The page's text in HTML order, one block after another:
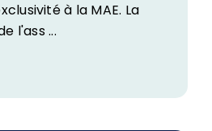
à la MAE. La
l'ass ...